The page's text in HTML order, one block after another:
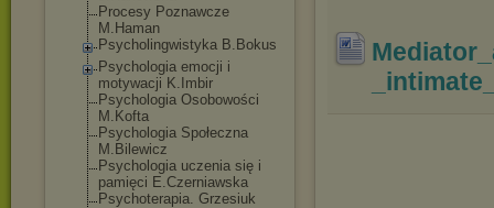
Procesy Poznawcze
M.Haman
Psycholingwistyka B.Bokus
Psychologia emocji i
motywacji K.Imbir
Psychologia Osobowości
M.Kofta
Psychologia Społeczna
M.Bilewicz
Psychologia uczenia się i
pamięci E.Czerniawska
Psychoterapia. Grzesiuk